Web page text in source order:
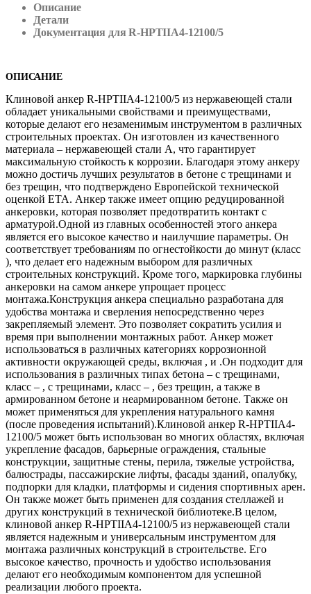
Описание
Детали
Документация для R-HPTIIA4-12100/5
ОПИСАНИЕ
Клиновой анкер R-HPTIIA4-12100/5 из нержавеющей стали
обладает уникальными свойствами и преимуществами,
которые делают его незаменимым инструментом в различных
строительных проектах. Он изготовлен из качественного
материала – нержавеющей стали А, что гарантирует
максимальную стойкость к коррозии. Благодаря этому анкеру
можно достичь лучших результатов в бетоне с трещинами и
без трещин, что подтверждено Европейской технической
оценкой ЕТА. Анкер также имеет опцию редуцированной
анкеровки, которая позволяет предотвратить контакт с
арматурой.Одной из главных особенностей этого анкера
является его высокое качество и наилучшие параметры. Он
соответствует требованиям по огнестойкости до минут (класс
), что делает его надежным выбором для различных
строительных конструкций. Кроме того, маркировка глубины
анкеровки на самом анкере упрощает процесс
монтажа.Конструкция анкера специально разработана для
удобства монтажа и сверления непосредственно через
закрепляемый элемент. Это позволяет сократить усилия и
время при выполнении монтажных работ. Анкер может
использоваться в различных категориях коррозионной
активности окружающей среды, включая , и .Он подходит для
использования в различных типах бетона – с трещинами,
класс – , с трещинами, класс – , без трещин, а также в
армированном бетоне и неармированном бетоне. Также он
может применяться для укрепления натурального камня
(после проведения испытаний).Клиновой анкер R-HPTIIA4-
12100/5 может быть использован во многих областях, включая
укрепление фасадов, барьерные ограждения, стальные
конструкции, защитные стены, перила, тяжелые устройства,
балюстрады, пассажирские лифты, фасады зданий, опалубку,
подпорки для кладки, платформы и сидения спортивных арен.
Он также может быть применен для создания стеллажей и
других конструкций в технической библиотеке.В целом,
клиновой анкер R-HPTIIA4-12100/5 из нержавеющей стали
является надежным и универсальным инструментом для
монтажа различных конструкций в строительстве. Его
высокое качество, прочность и удобство использования
делают его необходимым компонентом для успешной
реализации любого проекта.